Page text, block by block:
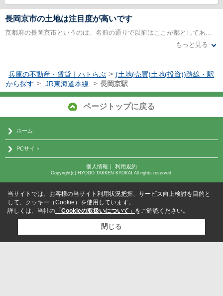
長岡京市の土地は注目度が高いです
京都府の長岡京市というのは、名前の通りで以前はここが都としてあったわけですが、この周辺の土地はいくつかの要因から、最近とても注目度の高い場所になっています。まず、阪急電車とJRの2つの駅があるのですが、いずれも特急電車や快速電車が停車するために、京都市内にも大阪市内にも短時間で行くことが出来るので、通勤や通学に非常に便利ですので、これを目当てとして他の場所からこちらに引越しをする人も珍しくはありません。
次に、高速道路が整備されたことも見逃せないポイントです。以前から、名神高速の大山崎インターチェンジが比較的近いので、こちらを利用するケースが多かったのですが、最近はこの大山崎インターチェンジから京都縦貫道路を結ぶ路線が開通したことによって、長岡京市から高速道路へのアクセスがより便利になったのです。また、比較的土地に余裕があるために、大きなキャンパスを必要とする大学やその関連の高等学校などが、この周囲に開校しているのです。
もっと見る
兵庫の不動産・賃貸｜ハトらぶ > (土地(売買)土地(投資))路線・駅
から探す > JR東海道本線 > 長岡京駅
ページトップに戻る
ホーム
PCサイト
個人情報 ｜ 利用規約
Copyright(c) HYOGO TAKKEN KYOKAI All rights reserved.
当サイトでは、お客様の当サイト利用状況把握、サービス向上検討を目的と
して、クッキー（Cookie）を使用しています。
詳しくは、当社の 「Cookieの取扱いについて」 をご確認ください。
閉じる